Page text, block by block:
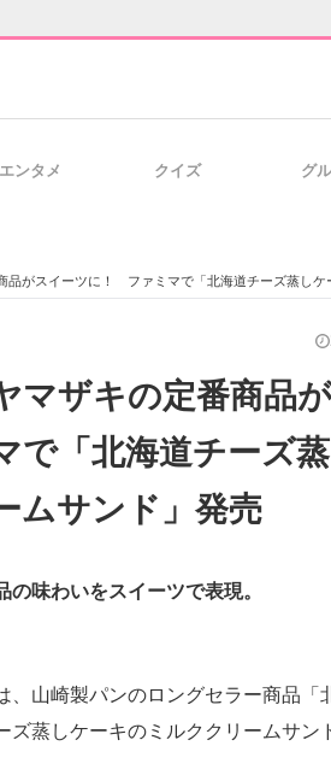
ント
サイト 企業向けIT製品の総合サイト
エンタメ クイズ グ
品がスイーツに！ ファミマで「北海道チーズ蒸しケ
マザキの定番商品
で「北海道チーズ
ムサンド」発売
の味わいをスイーツで表現。
山崎製パンのロングセラー商品「
ズ蒸しケーキのミルククリームサ